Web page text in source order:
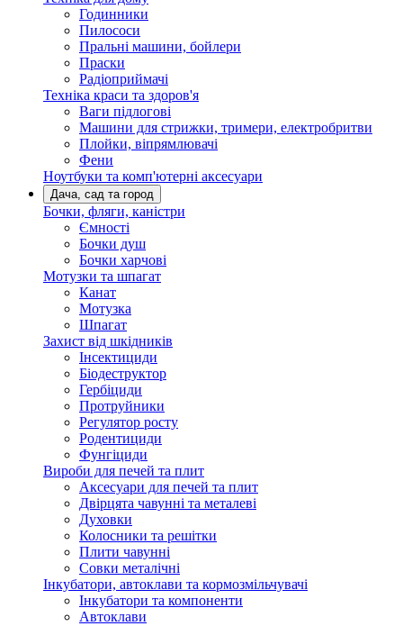
Годинники
Пилососи
Пральні машини, бойлери
Праски
Радіоприймачі
Техніка краси та здоров'я
Ваги підлогові
Машини для стрижки, тримери, електробритви
Плойки, віпрямлювачі
Фени
Ноутбуки та комп'ютерні аксесуари
Дача, сад та город
Бочки, фляги, каністри
Ємності
Бочки душ
Бочки харчові
Мотузки та шпагат
Канат
Мотузка
Шпагат
Захист від шкідників
Інсектициди
Біодеструктор
Гербіциди
Протруйники
Регулятор росту
Родентициди
Фунгіциди
Вироби для печей та плит
Аксесуари для печей та плит
Двірцята чавунні та металеві
Духовки
Колосники та решітки
Плити чавунні
Совки металічні
Інкубатори, автоклави та кормозмільчувачі
Інкубатори та компоненти
Автоклави